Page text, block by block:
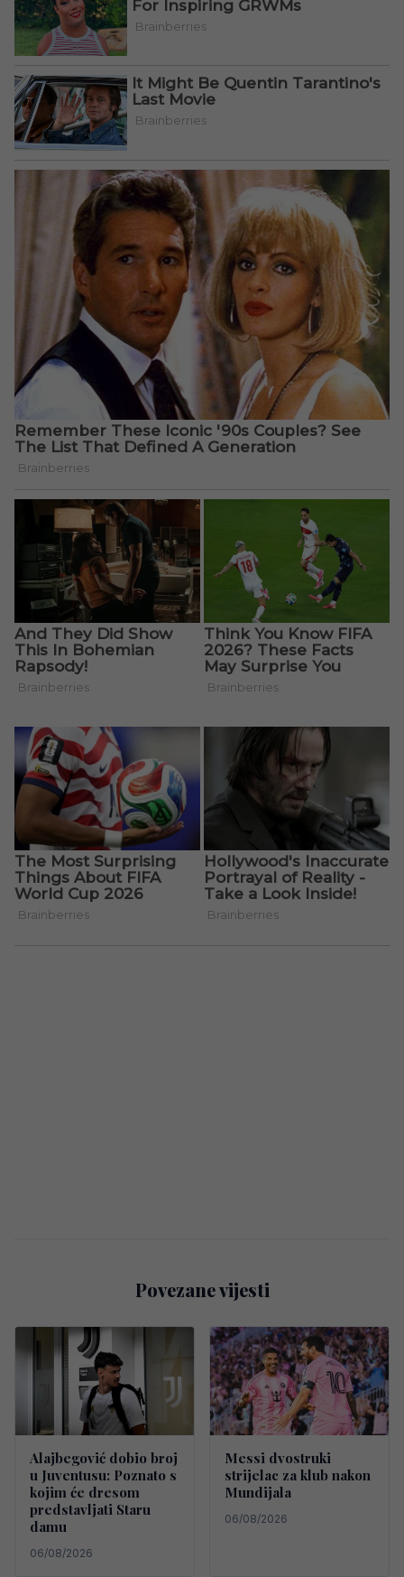
Povezane vijesti
Alajbegović dobio broj
u Juventusu: Poznato s
kojim će dresom
predstavljati Staru
damu
06/08/2026
Messi dvostruki
strijelac za klub nakon
Mundijala
06/08/2026